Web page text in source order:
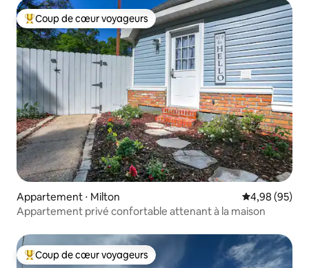
Coups de cœur voyageurs les plus appréciés
Coup de cœur voyageurs
Appartement ⋅ Milton Évaluation
4,98 (95)
Appartement privé confortable attenant à la maison
Coups de cœur voyageurs les plus appréciés
Coup de cœur voyageurs